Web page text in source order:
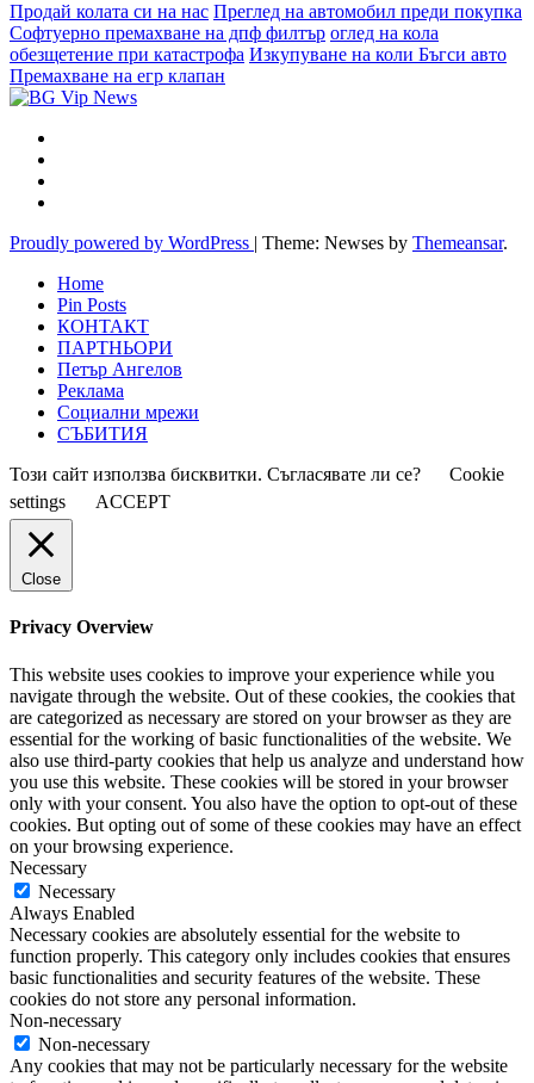
Продай колата си на нас Преглед на автомобил преди покупка
Софтуерно премахване на дпф филтър оглед на кола
обезщетение при катастрофа Изкупуване на коли Бъгси авто
Премахване на егр клапан
Proudly powered by WordPress | Theme: Newses by Themeansar.
Home
Pin Posts
КОНТАКТ
ПАРТНЬОРИ
Петър Ангелов
Реклама
Социални мрежи
СЪБИТИЯ
Този сайт използва бисквитки. Съгласявате ли се?
Cookie
settings
ACCEPT
Close
Privacy Overview
This website uses cookies to improve your experience while you
navigate through the website. Out of these cookies, the cookies that
are categorized as necessary are stored on your browser as they are
essential for the working of basic functionalities of the website. We
also use third-party cookies that help us analyze and understand how
you use this website. These cookies will be stored in your browser
only with your consent. You also have the option to opt-out of these
cookies. But opting out of some of these cookies may have an effect
on your browsing experience.
Necessary
Necessary
Always Enabled
Necessary cookies are absolutely essential for the website to
function properly. This category only includes cookies that ensures
basic functionalities and security features of the website. These
cookies do not store any personal information.
Non-necessary
Non-necessary
Any cookies that may not be particularly necessary for the website